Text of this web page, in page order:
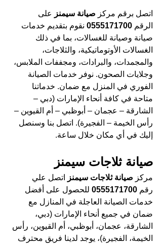
اتصل برقم مركز صيانة سيمنز على
الرقم 0555171700 نقوم بتقديم خدمات
صيانة وصيانة للغسالات، بما في ذلك
الغسالات الأوتوماتيكية، والثلاجات،
والمجمدات، والبرادات، ومجففات الملابس،
وجلايات الصحون. نوفر خدمات الصيانة
الفوري في المنزل مع ضمان. خدماتنا
متاحة في كافة أنحاء الإمارات (دبي –
الشارقة – عجمان – أبوظبي – أم القيوين –
رأس الخيمة – الفجيرة). اتصل بنا وسنصل
إليك في أي مكان خلال ساعة.
صيانة ثلاجات سيمنز
مركز صيانة ثلاجات سيمنز
اتصل علي
رقم 0555171700 للحصول على أفضل
خدمات الصيانة العاجلة في المنازل مع
ضمان في جميع أنحاء الإمارات (دبي،
الشارقة، عجمان، أبوظبي، أم القيوين، رأس
الخيمة، الفجيرة)، يوجد لدينا فريق محترف